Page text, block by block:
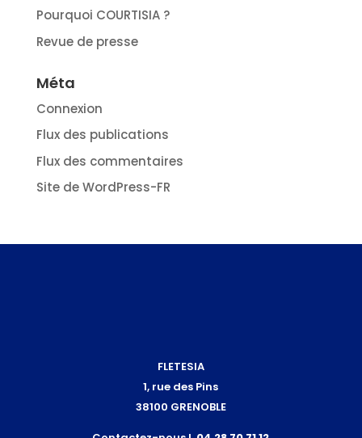
Pourquoi COURTISIA ?
Revue de presse
Méta
Connexion
Flux des publications
Flux des commentaires
Site de WordPress-FR
FLETESIA
1, rue des Pins
38100 GRENOBLE